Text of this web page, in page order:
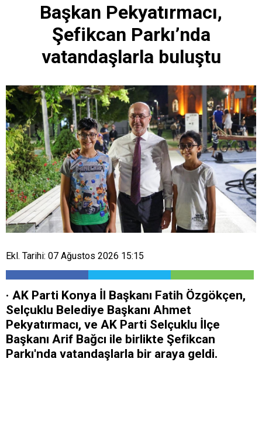
Başkan Pekyatırmacı,
Şefikcan Parkı’nda
vatandaşlarla buluştu
Ekl. Tarihi: 07 Ağustos 2026 15:15
· AK Parti Konya İl Başkanı Fatih Özgökçen,
Selçuklu Belediye Başkanı Ahmet
Pekyatırmacı, ve AK Parti Selçuklu İlçe
Başkanı Arif Bağcı ile birlikte Şefikcan
Parkı'nda vatandaşlarla bir araya geldi.